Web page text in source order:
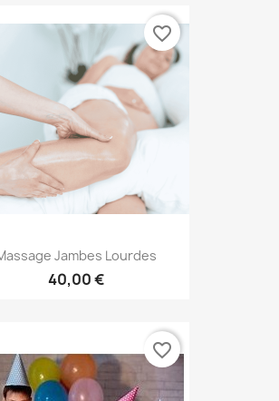
Jambes Lourdes
40,00 €
favorite_border
favorite_border